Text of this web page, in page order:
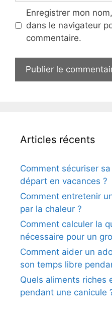
Enregistrer mon
dans le navigateur
commentaire.
Articles récents
Comment sécuriser
départ en vacances ?
Comment entretenir
par la chaleur ?
Comment calculer la
nécessaire pour un
Comment aider un
son temps libre
Quels aliments riches
pendant une canicule